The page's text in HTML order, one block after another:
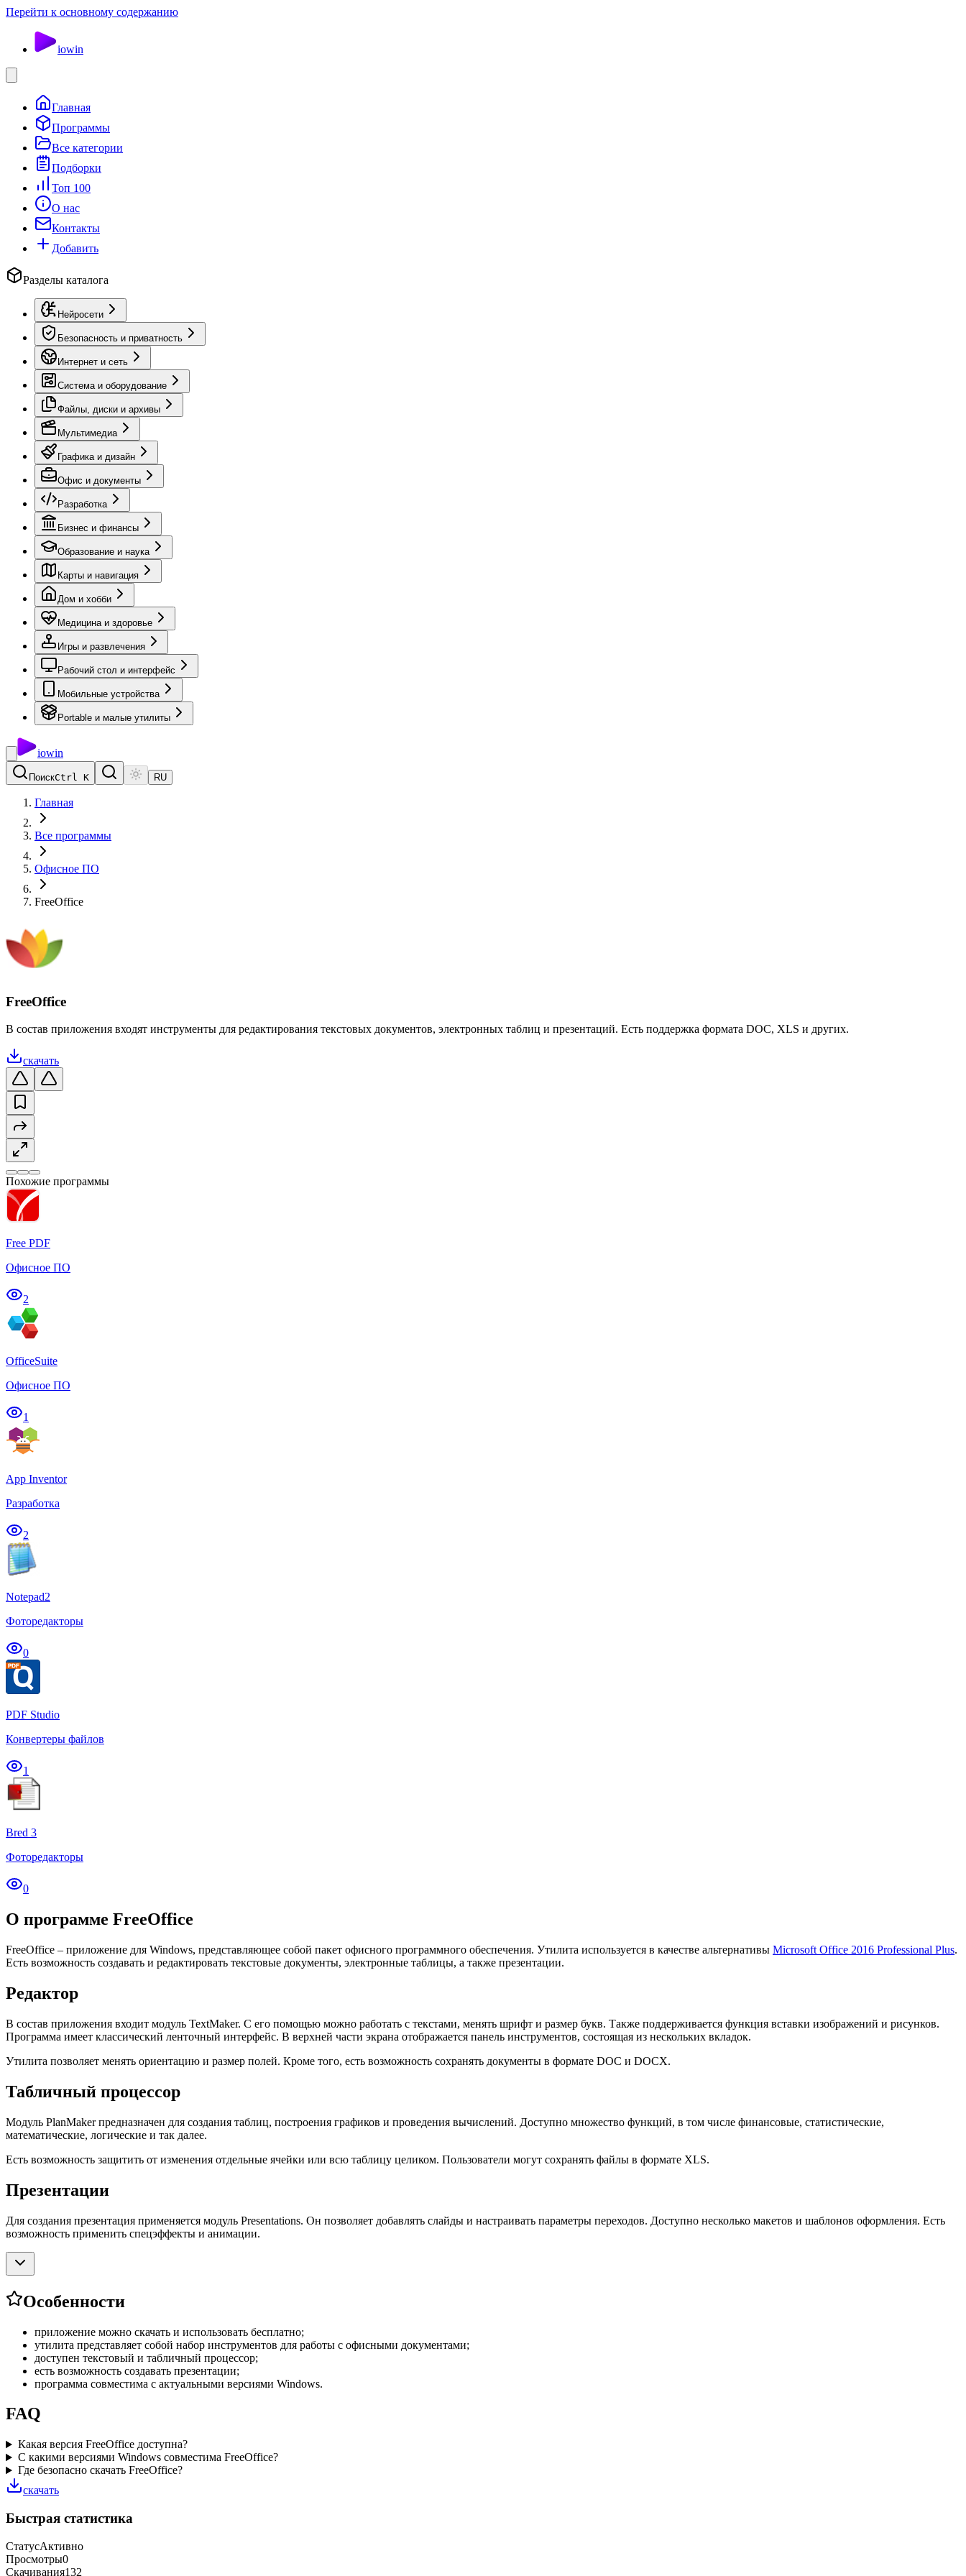
Перейти к основному содержанию
iowin
Главная
Программы
Все категории
Подборки
Топ 100
О нас
Контакты
Добавить
Разделы каталога
Нейросети
Безопасность и приватность
Интернет и сеть
Система и оборудование
Файлы, диски и архивы
Мультимедиа
Графика и дизайн
Офис и документы
Разработка
Бизнес и финансы
Образование и наука
Карты и навигация
Дом и хобби
Медицина и здоровье
Игры и развлечения
Рабочий стол и интерфейс
Мобильные устройства
Portable и малые утилиты
iowin
ПоискCtrl K RU
Главная
Все программы
Офисное ПО
FreeOffice
FreeOffice
В состав приложения входят инструменты для редактирования текстовых документов, электронных таблиц и презентаций. Есть поддержка формата DOC, XLS и других.
скачать
Похожие программы
Free PDF
Офисное ПО
2
OfficeSuite
Офисное ПО
1
App Inventor
Разработка
2
Notepad2
Фоторедакторы
0
PDF Studio
Конвертеры файлов
1
Bred 3
Фоторедакторы
0
О программе FreeOffice
FreeOffice – приложение для Windows, представляющее собой пакет офисного программного обеспечения. Утилита используется в качестве альтернативы Microsoft Office 2016 Professional Plus.
Есть возможность создавать и редактировать текстовые документы, электронные таблицы, а также презентации.
Редактор
В состав приложения входит модуль TextMaker. С его помощью можно работать с текстами, менять шрифт и размер букв. Также поддерживается функция вставки изображений и рисунков.
Программа имеет классический ленточный интерфейс. В верхней части экрана отображается панель инструментов, состоящая из нескольких вкладок.
Утилита позволяет менять ориентацию и размер полей. Кроме того, есть возможность сохранять документы в формате DOC и DOCX.
Табличный процессор
Модуль PlanMaker предназначен для создания таблиц, построения графиков и проведения вычислений. Доступно множество функций, в том числе финансовые, статистические,
математические, логические и так далее.
Есть возможность защитить от изменения отдельные ячейки или всю таблицу целиком. Пользователи могут сохранять файлы в формате XLS.
Презентации
Для создания презентация применяется модуль Presentations. Он позволяет добавлять слайды и настраивать параметры переходов. Доступно несколько макетов и шаблонов оформления. Есть
возможность применить спецэффекты и анимации.
Особенности
приложение можно скачать и использовать бесплатно;
утилита представляет собой набор инструментов для работы с офисными документами;
доступен текстовый и табличный процессор;
есть возможность создавать презентации;
программа совместима с актуальными версиями Windows.
FAQ
Какая версия FreeOffice доступна?
С какими версиями Windows совместима FreeOffice?
Где безопасно скачать FreeOffice?
скачать
Быстрая статистика
СтатусАктивно
Просмотры0
Скачивания132